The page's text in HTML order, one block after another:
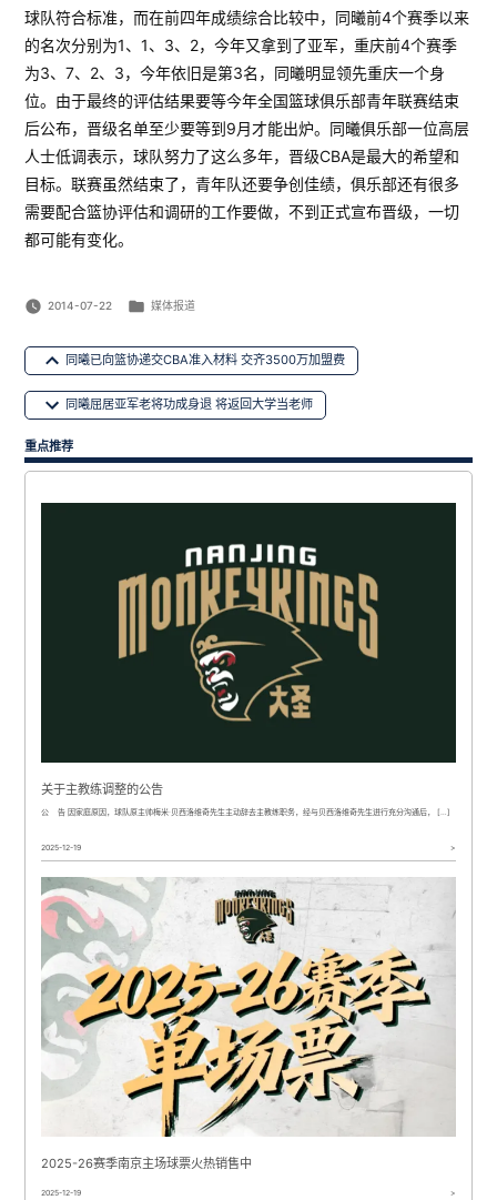
球队符合标准，而在前四年成绩综合比较中，同曦前4个赛季以来
的名次分别为1、1、3、2，今年又拿到了亚军，重庆前4个赛季
为3、7、2、3，今年依旧是第3名，同曦明显领先重庆一个身
位。由于最终的评估结果要等今年全国篮球俱乐部青年联赛结束
后公布，晋级名单至少要等到9月才能出炉。同曦俱乐部一位高层
人士低调表示，球队努力了这么多年，晋级CBA是最大的希望和
目标。联赛虽然结束了，青年队还要争创佳绩，俱乐部还有很多
需要配合篮协评估和调研的工作要做，不到正式宣布晋级，一切
都可能有变化。
2014-07-22
Posted
媒体报道
文
章
导
航
同曦已向篮协递交CBA准入材料 交齐3500万加盟费
同曦屈居亚军老将功成身退 将返回大学当老师
重点推荐
关于主教练调整的公告
公 告 因家庭原因，球队原主帅梅米·贝西洛维奇先生主动辞去主教练职务，经与贝西洛维奇先生进行充分沟通后， […]
2025-12-19 >
2025-26赛季南京主场球票火热销售中
2025-12-19 >